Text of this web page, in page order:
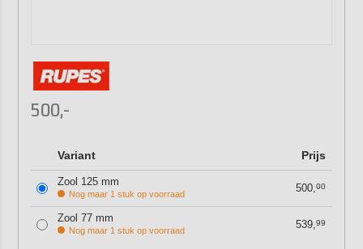
500,-
Variant Prijs
Zool 125 mm
Nog maar 1 stuk op voorraad 500,00
Zool 77 mm
Nog maar 1 stuk op voorraad 539,99